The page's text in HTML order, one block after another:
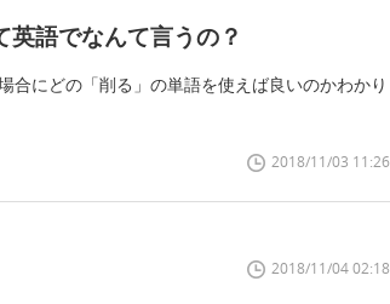
語でなんて言うの？
合にどの「削る」の単語を使えば良いのかわかり
2018/11/03 11:26
2018/11/04 02:18